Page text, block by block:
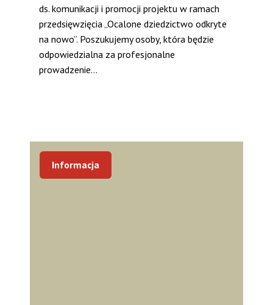
ds. komunikacji i promocji projektu w ramach
przedsięwzięcia „Ocalone dziedzictwo odkryte
na nowo”. Poszukujemy osoby, która będzie
odpowiedzialna za profesjonalne
prowadzenie...
Informacja